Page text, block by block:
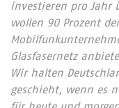
investieren pro Jahr
wollen 90 Prozent
Glasfasernetz
Wir halten
geschieht, wenn es